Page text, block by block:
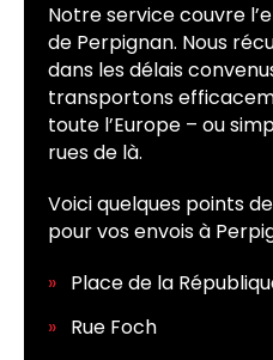
Notre service couvre
de Perpignan. Nous
dans les délais
transportons
toute l’Europe – ou
rues de là.
Voici quelques points
pour vos envois à
Place de la
Rue Foch